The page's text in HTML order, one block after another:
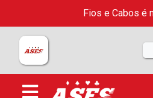
Fios e Cabos é